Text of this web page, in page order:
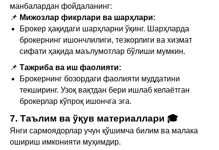
манбалардан фойдаланинг:
📌 Мижозлар фикрлари ва шарҳлари:
Брокер ҳақидаги шарҳларни ўқинг. Шарҳларда
брокернинг ишончлилиги, тезкорлиги ва хизмат
сифати ҳақида маълумотлар бўлиши мумкин.
📌 Тажриба ва иш фаолияти:
Брокернинг бозордаги фаолияти муддатини
текширинг. Узоқ вақтдан бери ишлаб келаётган
брокерлар кўпроқ ишончга эга.
7. Таълим ва ўқув материаллари 🎓
Янги сармоядорлар учун қўшимча билим ва малака
ошириш имконияти муҳимдир.